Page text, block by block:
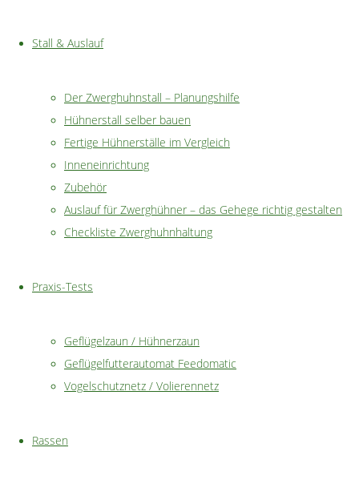
Stall & Auslauf
Der Zwerghuhnstall – Planungshilfe
Hühnerstall selber bauen
Fertige Hühnerställe im Vergleich
Inneneinrichtung
Zubehör
Auslauf für Zwerghühner – das Gehege richtig gestalten
Checkliste Zwerghuhnhaltung
Praxis-Tests
Geflügelzaun / Hühnerzaun
Geflügelfutterautomat Feedomatic
Vogelschutznetz / Volierennetz
Rassen
Praxis –